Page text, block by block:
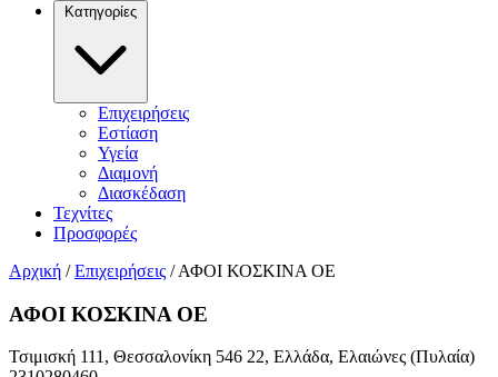
Κατηγορίες
Επιχειρήσεις
Εστίαση
Υγεία
Διαμονή
Διασκέδαση
Τεχνίτες
Προσφορές
Αρχική / Επιχειρήσεις / ΑΦΟΙ ΚΟΣΚΙΝΑ ΟΕ
ΑΦΟΙ ΚΟΣΚΙΝΑ ΟΕ
Τσιμισκή 111, Θεσσαλονίκη 546 22, Ελλάδα, Ελαιώνες (Πυλαία)